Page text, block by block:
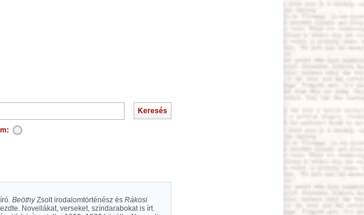
BeöthyZsolt irodalomtörténész és Rákosi
Novellákat, verseket, színdarabokat is írt.